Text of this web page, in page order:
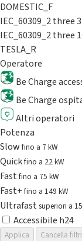
DOMESTIC_F
IEC_60309_2 three
IEC_60309_2 three
TESLA_R
Operatore
Be Charge
Be Charge
Altri operatori
Potenza
Slowfino a 7 kW
Quickfino a 22 kW
Fastfino a 75 kW
Fast+fino a 149 kW
Ultrafast superiori a
Accessibile h24
Applica
Cancella filtri